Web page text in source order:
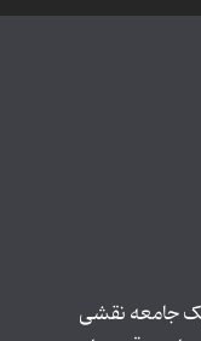
جامعه نقشی